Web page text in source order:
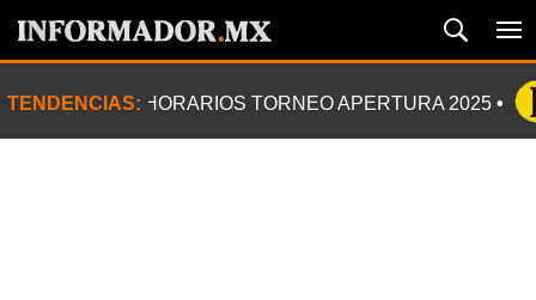
TENDENCIAS: HORARIOS TORNEO APERTURA 2025